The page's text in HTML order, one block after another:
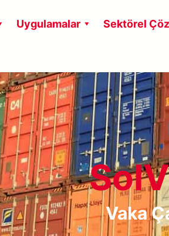
Uygulamalar Sektörel
Vaka